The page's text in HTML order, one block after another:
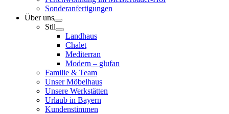
Sonderanfertigungen
Über uns
Stil
Landhaus
Chalet
Mediterran
Modern – glufan
Familie & Team
Unser Möbelhaus
Unsere Werkstätten
Urlaub in Bayern
Kundenstimmen